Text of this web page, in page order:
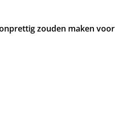
zouden maken voor